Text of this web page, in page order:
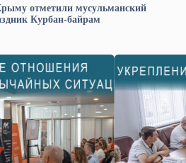
отметили мусульманский
Курбан-байрам